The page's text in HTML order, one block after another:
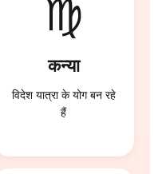
♍
कन्या
विदेश यात्रा के योग बन रहे
हैं